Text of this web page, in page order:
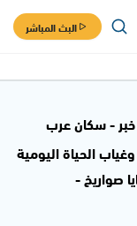
البث المباشر
- سكان عرب
الحياة اليومية
صواريخ -